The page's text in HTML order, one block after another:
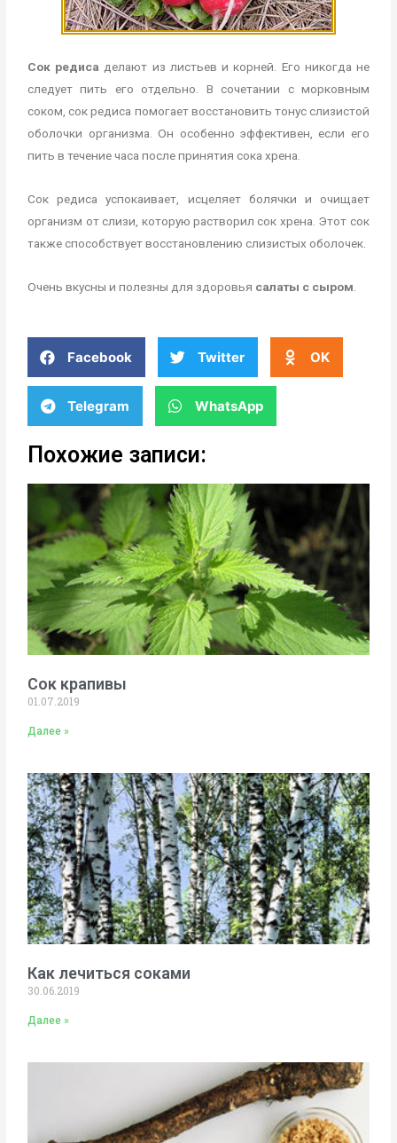
Сок редиса делают из листьев и корней. Его никогда не
следует пить его отдельно. В сочетании с морковным
соком, сок редиса помогает восстановить тонус слизистой
оболочки организма. Он особенно эффективен, если его
пить в течение часа после принятия сока хрена.
Сок редиса успокаивает, исцеляет болячки и очищает
организм от слизи, которую растворил сок хрена. Этот сок
также способствует восстановлению слизистых оболочек.
Очень вкусны и полезны для здоровья салаты с сыром
Facebook Twitter OK
Telegram WhatsApp
Похожие записи:
Сок крапивы
01.07.2019
Далее »
Как лечиться соками
30.06.2019
Далее »